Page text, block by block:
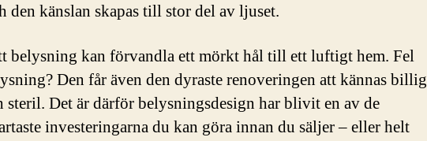
den känslan skapas till stor del av ljuset.
belysning kan förvandla ett mörkt hål till ett luftigt hem. Fel
Den får även den dyraste renoveringen att kännas billig
steril. Det är därför belysningsdesign har blivit en av de
investeringarna du kan göra innan du säljer – eller helt